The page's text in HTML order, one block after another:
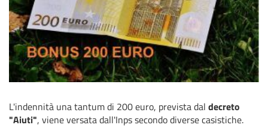
L'indennità una tantum di 200 euro, prevista dal decreto
"Aiuti", viene versata dall'Inps secondo diverse casistiche.